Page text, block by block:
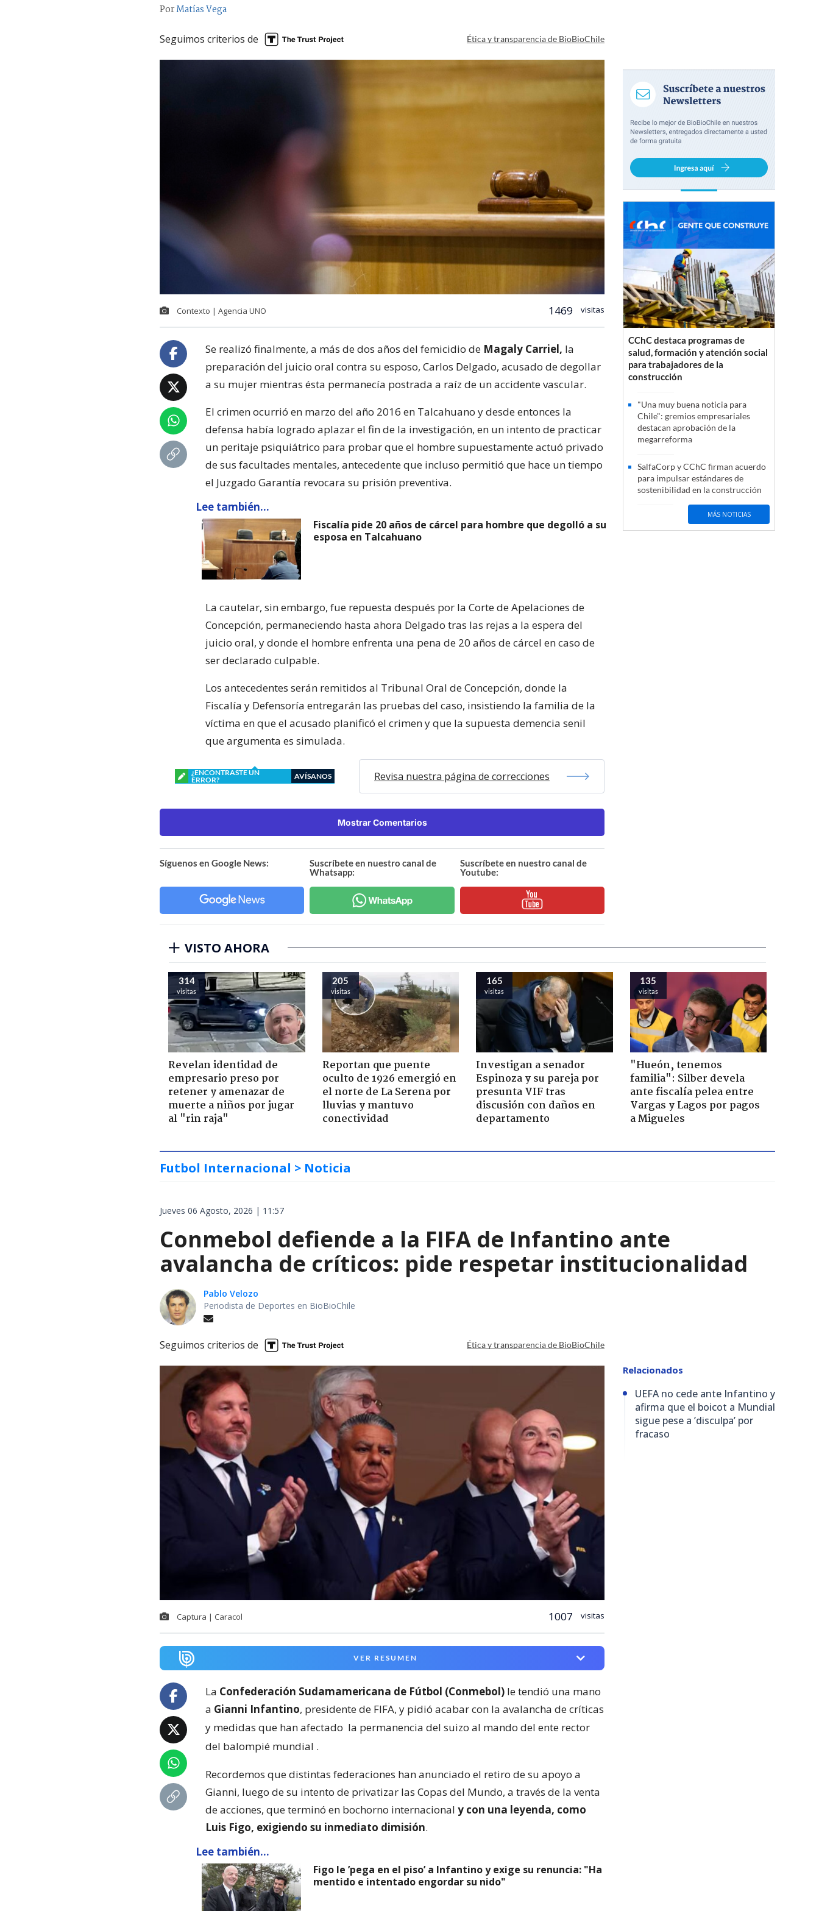
PorMatías Vega
Seguimos criterios de Ética y transparencia de BioBioChile
Contexto | Agencia UNO 1469 visitas
Se realizó finalmente, a más de dos años del femicidio de Magaly Carriel, la
preparación del juicio oral contra su esposo, Carlos Delgado, acusado de degollar
a su mujer mientras ésta permanecía postrada a raíz de un accidente vascular.
El crimen ocurrió en marzo del año 2016 en Talcahuano y desde entonces la
defensa había logrado aplazar el fin de la investigación, en un intento de practicar
un peritaje psiquiátrico para probar que el hombre supuestamente actuó privado
de sus facultades mentales, antecedente que incluso permitió que hace un tiempo
el Juzgado Garantía revocara su prisión preventiva.
Lee también...
Fiscalía pide 20 años de cárcel para hombre que degolló a su
esposa en Talcahuano
La cautelar, sin embargo, fue repuesta después por la Corte de Apelaciones de
Concepción, permaneciendo hasta ahora Delgado tras las rejas a la espera del
juicio oral, y donde el hombre enfrenta una pena de 20 años de cárcel en caso de
ser declarado culpable.
Los antecedentes serán remitidos al Tribunal Oral de Concepción, donde la
Fiscalía y Defensoría entregarán las pruebas del caso, insistiendo la familia de la
víctima en que el acusado planificó el crimen y que la supuesta demencia senil
que argumenta es simulada.
¿ENCONTRASTE UN
ERROR?
AVÍSANOS Revisa nuestra página de correcciones
Mostrar Comentarios
Síguenos en Google News:
Suscríbete en nuestro canal de
Whatsapp:
Suscríbete en nuestro canal de
Youtube:
CChC destaca programas de
salud, formación y atención social
para trabajadores de la
construcción
"Una muy buena noticia para
Chile": gremios empresariales
destacan aprobación de la
megarreforma
SalfaCorp y CChC firman acuerdo
para impulsar estándares de
sostenibilidad en la construcción
MÁS NOTICIAS
VISTO AHORA
314
visitas
Revelan identidad de
empresario preso por
retener y amenazar de
muerte a niños por jugar
al "rin raja"
205
visitas
Reportan que puente
oculto de 1926 emergió en
el norte de La Serena por
lluvias y mantuvo
conectividad
165
visitas
Investigan a senador
Espinoza y su pareja por
presunta VIF tras
discusión con daños en
departamento
135
visitas
"Hueón, tenemos
familia": Silber devela
ante fiscalía pelea entre
Vargas y Lagos por pagos
a Migueles
Futbol Internacional > Noticia
Jueves 06 Agosto, 2026 | 11:57
Conmebol defiende a la FIFA de Infantino ante
avalancha de críticos: pide respetar institucionalidad
Pablo Velozo
Periodista de Deportes en BioBioChile
Seguimos criterios de Ética y transparencia de BioBioChile
Captura | Caracol 1007 visitas
VER RESUMEN
La Confederación Sudamamericana de Fútbol (Conmebol) le tendió una mano
a Gianni Infantino, presidente de FIFA, y pidió acabar con la avalancha de críticas
y medidas que han afectado la permanencia del suizo al mando del ente rector
del balompié mundial .
Recordemos que distintas federaciones han anunciado el retiro de su apoyo a
Gianni, luego de su intento de privatizar las Copas del Mundo, a través de la venta
de acciones, que terminó en bochorno internacional y con una leyenda, como
Luis Figo, exigiendo su inmediato dimisión.
Lee también...
Figo le ’pega en el piso’ a Infantino y exige su renuncia: "Ha
mentido e intentado engordar su nido"
Relacionados
UEFA no cede ante Infantino y
afirma que el boicot a Mundial
sigue pese a ’disculpa’ por
fracaso